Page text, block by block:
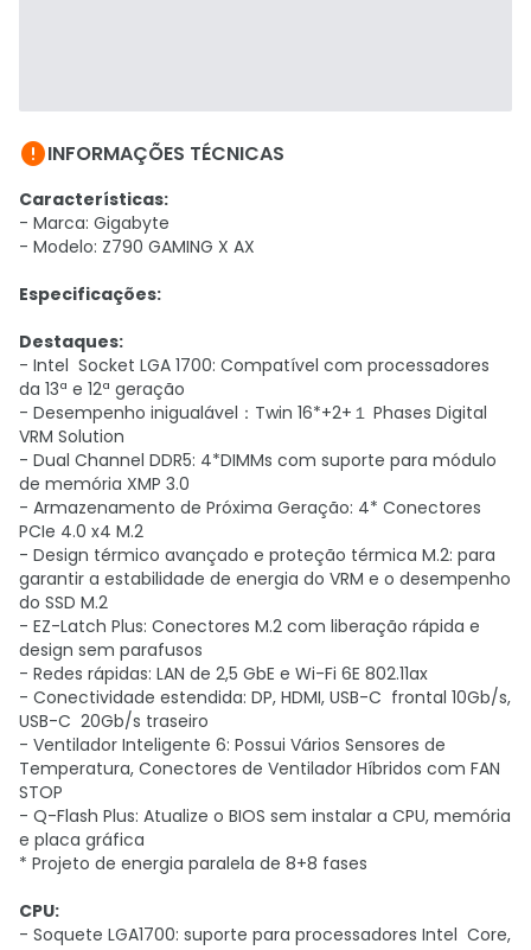
INFORMAÇÕES TÉCNICAS
Características:
- Marca: Gigabyte
- Modelo: Z790 GAMING X AX
Especificações:
Destaques:
- Intel Socket LGA 1700: Compatível com processadores
da 13ª e 12ª geração
- Desempenho inigualável：Twin 16*+2+１ Phases Digital
VRM Solution
- Dual Channel DDR5: 4*DIMMs com suporte para módulo
de memória XMP 3.0
- Armazenamento de Próxima Geração: 4* Conectores
PCIe 4.0 x4 M.2
- Design térmico avançado e proteção térmica M.2: para
garantir a estabilidade de energia do VRM e o desempenho
do SSD M.2
- EZ-Latch Plus: Conectores M.2 com liberação rápida e
design sem parafusos
- Redes rápidas: LAN de 2,5 GbE e Wi-Fi 6E 802.11ax
- Conectividade estendida: DP, HDMI, USB-C frontal 10Gb/s,
USB-C 20Gb/s traseiro
- Ventilador Inteligente 6: Possui Vários Sensores de
Temperatura, Conectores de Ventilador Híbridos com FAN
STOP
- Q-Flash Plus: Atualize o BIOS sem instalar a CPU, memória
e placa gráfica
* Projeto de energia paralela de 8+8 fases
CPU:
- Soquete LGA1700: suporte para processadores Intel Core,